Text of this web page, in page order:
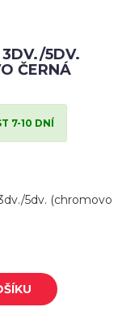
5DV.
ČERNÁ
7-10 DNÍ
5dv. (chromovo